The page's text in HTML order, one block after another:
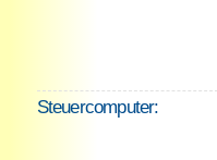
Steuercomputer: